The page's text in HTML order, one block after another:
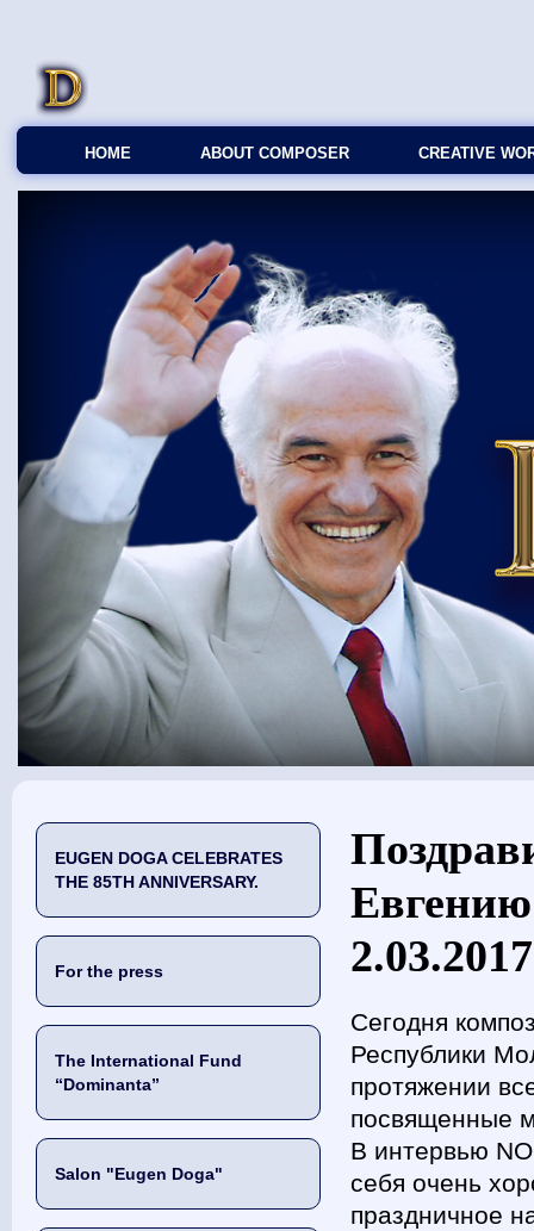
HOME ABOUT COMPOSER CREATIVE
EUGEN DOGA CELEBRATES
THE 85TH ANNIVERSARY.
For the press
The International Fund
“Dominanta”
Salon "Eugen Doga"
You are here
2.03.2017
Сегодня
Республики
протяжении
посвященные
В интервью
себя очень
праздничное